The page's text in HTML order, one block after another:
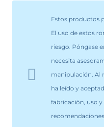
Estos productos
El uso de estos
riesgo. Póngase
necesita
manipulación. Al
ha leído y
fabricación, uso